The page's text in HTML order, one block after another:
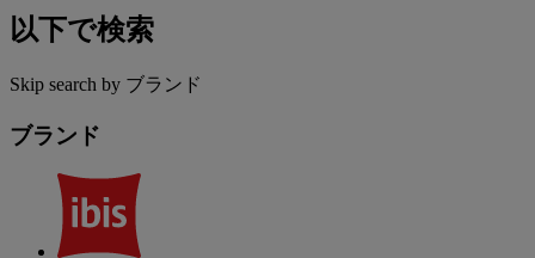
以下で検索
Skip search by ブランド
ブランド